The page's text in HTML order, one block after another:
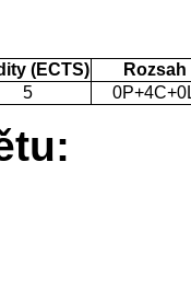
(ECTS)
Rozsah
5